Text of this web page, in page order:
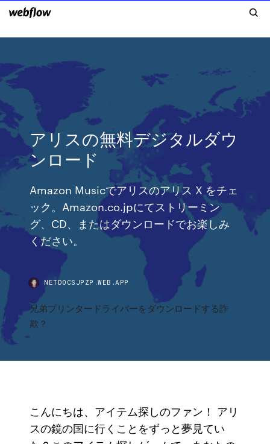
アリスの無料デジタルダウ
ンロード
Amazon Musicでアリスのアリス X をチェ
ック。Amazon.co.jpにてストリーミン
グ、CD、またはダウンロードでお楽しみ
ください。
NETDOCSJPZP.WEB.APP
兄弟プリンタードライバーをダウンロードする詐
欺？
こんにちは、アイテム探しのファン！ アリ
スの鏡の国に行くことをずっと夢見てい